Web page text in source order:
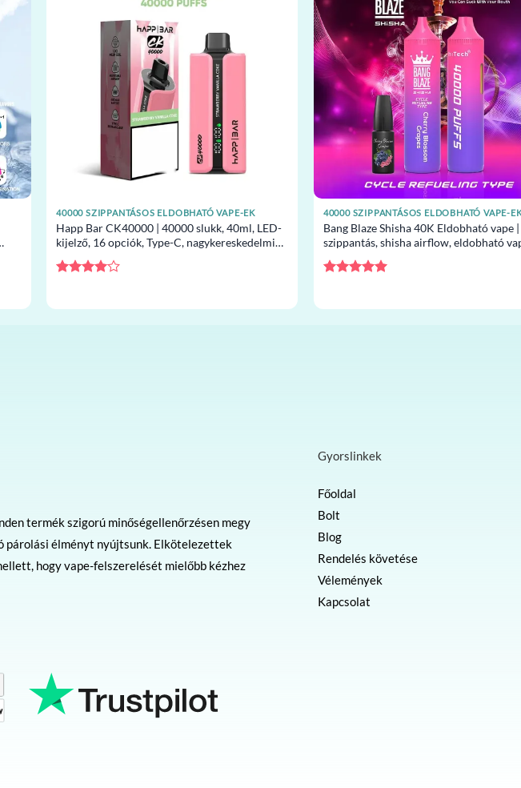
40000 SZIPPANTÁSOS ELDOBHATÓ VAPE-EK
Happ Bar CK40000 | 40000 slukk, 40ml, LED-
kijelző, 16 opciók, Type-C, nagykereskedelmi
eldobható vape
40000 SZIPPANTÁSOS ELDOBHATÓ VAPE-
Bang Blaze Shisha 40K Eldobható vape
szippantás, shisha airflow, eldobható
nagykereskedelem
termék szigorú minőségellenőrzésen megy
párolási élményt nyújtsunk. Elkötelezettek
hogy vape-felszerelését mielőbb kézhez
Gyorslinkek
Főoldal
Bolt
Blog
Rendelés követése
Vélemények
Kapcsolat